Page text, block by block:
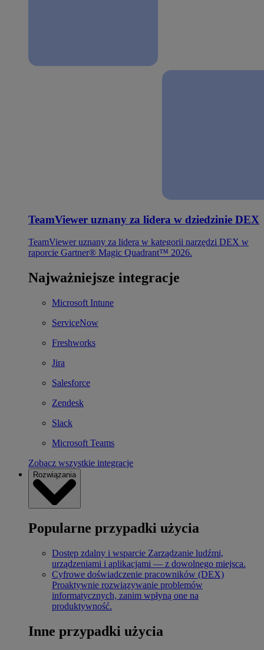
TeamViewer uznany za lidera w dziedzinie DEX
TeamViewer uznany za lidera w kategorii narzędzi DEX w
raporcie Gartner® Magic Quadrant™ 2026.
Najważniejsze integracje
Microsoft Intune
ServiceNow
Freshworks
Jira
Salesforce
Zendesk
Slack
Microsoft Teams
Zobacz wszystkie integracje
Rozwiązania
Popularne przypadki użycia
Dostęp zdalny i wsparcie Zarządzanie ludźmi,
urządzeniami i aplikacjami — z dowolnego miejsca.
Cyfrowe doświadczenie pracowników (DEX)
Proaktywnie rozwiązywanie problemów
informatycznych, zanim wpłyną one na
produktywność.
Inne przypadki użycia